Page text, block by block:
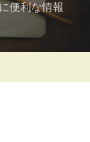
便利な情報